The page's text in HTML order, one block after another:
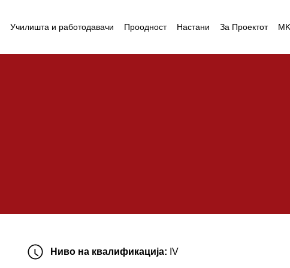
Училишта и работодавачи Проодност Настани За Проектот MK
Ниво на квалификација: IV